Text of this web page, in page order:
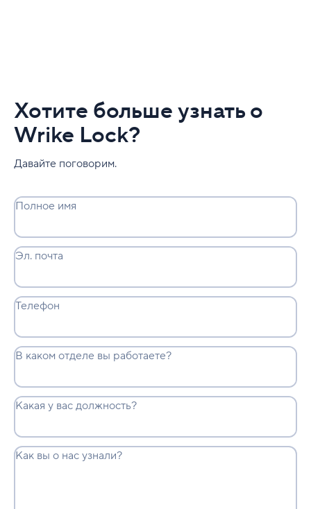
Хотите больше узнать о
Wrike Lock?
Давайте поговорим.
Полное имя
Эл. почта
Телефон
В каком отделе вы работаете?
Какая у вас должность?
Как вы о нас узнали?